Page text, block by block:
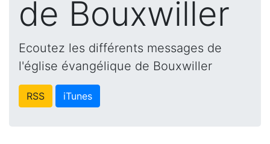
de Bouxwiller
Ecoutez les différents messages de
l'église évangélique de Bouxwiller
RSS iTunes